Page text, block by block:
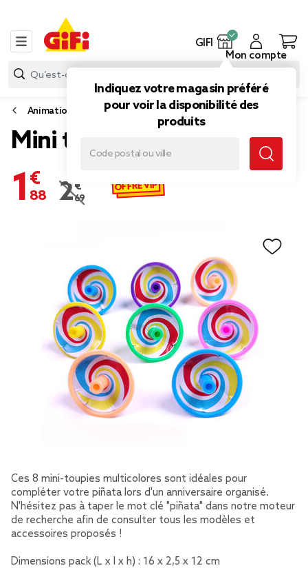
GIFI
Indiquez votre magasin préféré
pour voir la disponibilité des
produits
Mon compte
Animation de fête
Mini toupie multicolore x8
1,88 €
Prix remisé de 2,69 € à 1,88 €
2,69 € OFFRE VIP
Ces 8 mini-toupies multicolores sont idéales pour
compléter votre piñata lors d'un anniversaire organisé.
N'hésitez pas à taper le mot clé "piñata" dans notre moteur
de recherche afin de consulter tous les modèles et
accessoires proposés !
Dimensions pack (L x l x h) : 16 x 2,5 x 12 cm